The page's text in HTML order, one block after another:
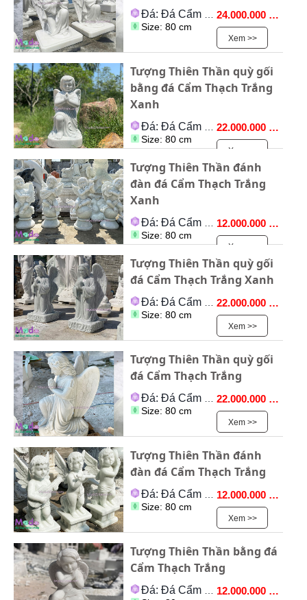
Đá: Đá Cẩm Thạch
Size: 80 cm
24.000.000 VNĐ
Xem >>
Tượng Thiên Thần quỳ gối
bằng đá Cẩm Thạch Trắng
Xanh
Đá: Đá Cẩm Thạch
Size: 80 cm
22.000.000 VNĐ
Xem >>
Tượng Thiên Thần đánh
đàn đá Cẩm Thạch Trắng
Xanh
Đá: Đá Cẩm Thạch
Size: 80 cm
12.000.000 VNĐ
Xem >>
Tượng Thiên Thần quỳ gối
đá Cẩm Thạch Trắng Xanh
Đá: Đá Cẩm Thạch
Size: 80 cm
22.000.000 VNĐ
Xem >>
Tượng Thiên Thần quỳ gối
đá Cẩm Thạch Trắng
Đá: Đá Cẩm Thạch
Size: 80 cm
22.000.000 VNĐ
Xem >>
Tượng Thiên Thần đánh
đàn đá Cẩm Thạch Trắng
Đá: Đá Cẩm Thạch
Size: 80 cm
12.000.000 VNĐ
Xem >>
Tượng Thiên Thần bằng đá
Cẩm Thạch Trắng
Đá: Đá Cẩm Thạch 12.000.000 VNĐ